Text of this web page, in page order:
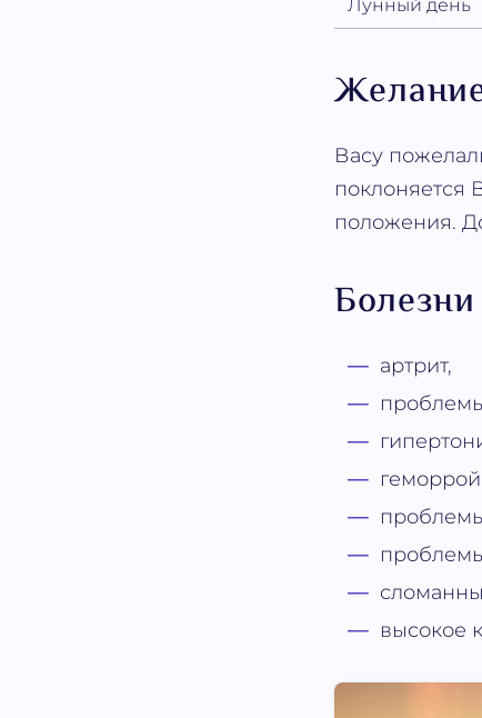
Лунный день
Васу
поклоняется
положения.
Болезни
артрит,
высокое